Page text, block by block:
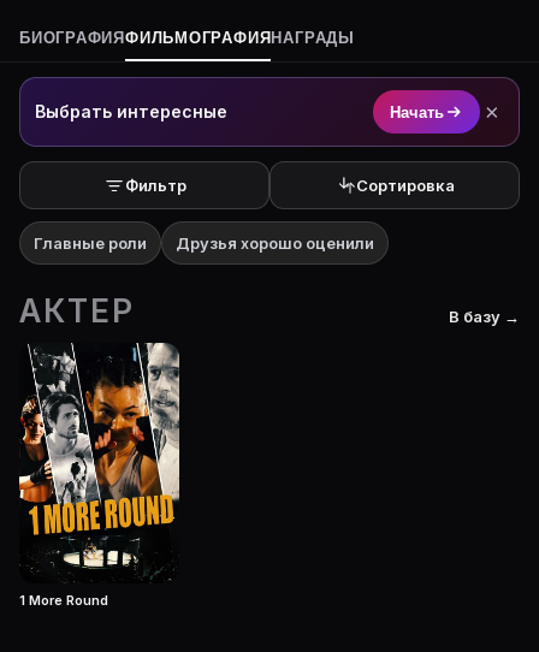
БИОГРАФИЯФИЛЬМОГРАФИЯ НАГРАДЫ
Выбрать интересные Начать ×
Фильтр Сортировка
Главные роли Друзья хорошо оценили
АКТЕР В базу →
1 More Round